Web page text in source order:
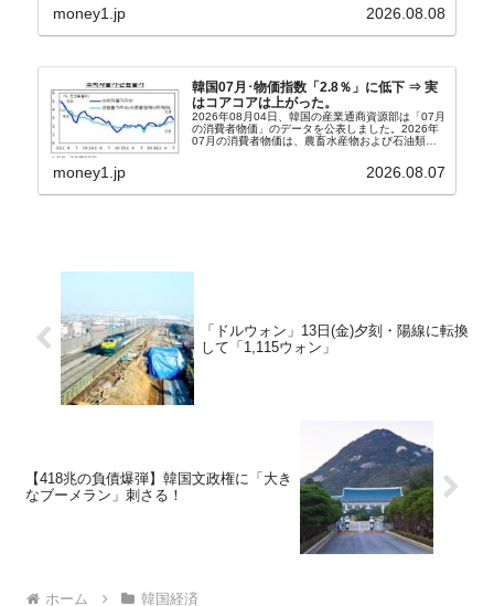
『朝鮮日報』に面白い記事が出ています。「東西南
money1.jp 2026.08.08
韓国07月･物価指数「2.8％」に低下 ⇒ 実
はコアコアは上がった。
2026年08月04日、韓国の産業通商資源部は「07月
の消費者物価」のデータを公表しました。2026年
07月の消費者物価は、農畜水産物および石油類の
2.8％上昇（06月は3.2％）となり、上昇率は前...
money1.jp 2026.08.07
「ドルウォン」13日(金)夕刻・陽線に転換
して「1,115ウォン」
【418兆の負債爆弾】韓国文政権に「大き
なブーメラン」刺さる！
ホーム 韓国経済